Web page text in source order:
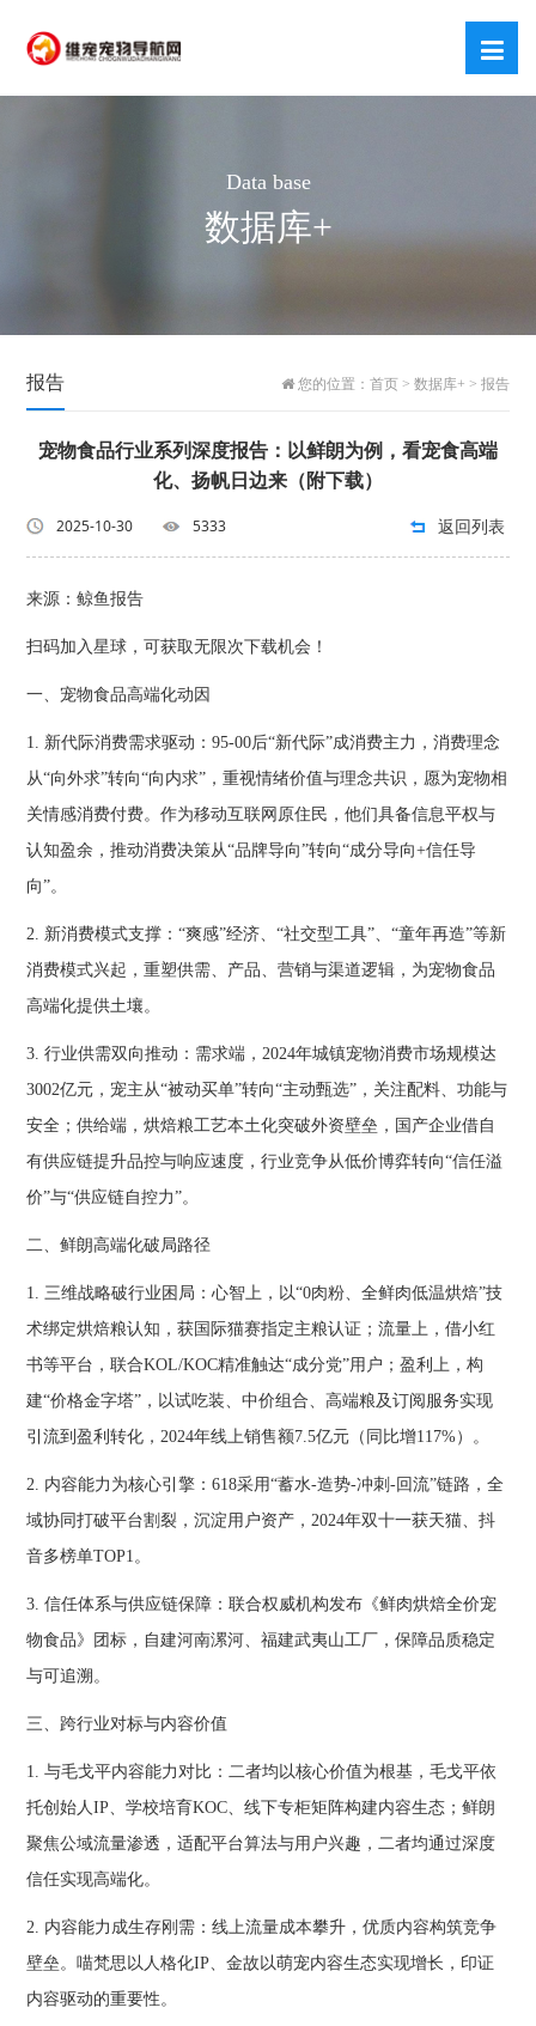
Data base
数据库+
报告 您的位置： 首页> 数据库+ > 报告
宠物食品行业系列深度报告：以鲜朗为例，看宠食高端
化、扬帆日边来（附下载）
2025-10-30 5333 返回列表
来源：鲸鱼报告
扫码加入星球，可获取无限次下载机会！
一、宠物食品高端化动因
1. 新代际消费需求驱动：95-00后“新代际”成消费主力，消费理念
从“向外求”转向“向内求”，重视情绪价值与理念共识，愿为宠物相
关情感消费付费。作为移动互联网原住民，他们具备信息平权与
认知盈余，推动消费决策从“品牌导向”转向“成分导向+信任导
向”。
2. 新消费模式支撑：“爽感”经济、“社交型工具”、“童年再造”等新
消费模式兴起，重塑供需、产品、营销与渠道逻辑，为宠物食品
高端化提供土壤。
3. 行业供需双向推动：需求端，2024年城镇宠物消费市场规模达
3002亿元，宠主从“被动买单”转向“主动甄选”，关注配料、功能与
安全；供给端，烘焙粮工艺本土化突破外资壁垒，国产企业借自
有供应链提升品控与响应速度，行业竞争从低价博弈转向“信任溢
价”与“供应链自控力”。
二、鲜朗高端化破局路径
1. 三维战略破行业困局：心智上，以“0肉粉、全鲜肉低温烘焙”技
术绑定烘焙粮认知，获国际猫赛指定主粮认证；流量上，借小红
书等平台，联合KOL/KOC精准触达“成分党”用户；盈利上，构
建“价格金字塔”，以试吃装、中价组合、高端粮及订阅服务实现
引流到盈利转化，2024年线上销售额7.5亿元（同比增117%）。
2. 内容能力为核心引擎：618采用“蓄水-造势-冲刺-回流”链路，全
域协同打破平台割裂，沉淀用户资产，2024年双十一获天猫、抖
音多榜单TOP1。
3. 信任体系与供应链保障：联合权威机构发布《鲜肉烘焙全价宠
物食品》团标，自建河南漯河、福建武夷山工厂，保障品质稳定
与可追溯。
三、跨行业对标与内容价值
1. 与毛戈平内容能力对比：二者均以核心价值为根基，毛戈平依
托创始人IP、学校培育KOC、线下专柜矩阵构建内容生态；鲜朗
聚焦公域流量渗透，适配平台算法与用户兴趣，二者均通过深度
信任实现高端化。
2. 内容能力成生存刚需：线上流量成本攀升，优质内容构筑竞争
壁垒。喵梵思以人格化IP、金故以萌宠内容生态实现增长，印证
内容驱动的重要性。